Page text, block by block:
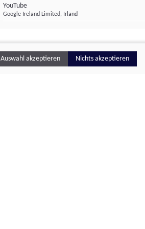
YouTube
Google Ireland Limited, Irland
Auswahl akzeptieren Nichts akzeptieren